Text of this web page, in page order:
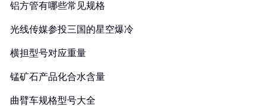
铝方管有哪些常见规格
光线传媒参投三国的星空爆冷
横担型号对应重量
锰矿石产品化合水含量
曲臂车规格型号大全